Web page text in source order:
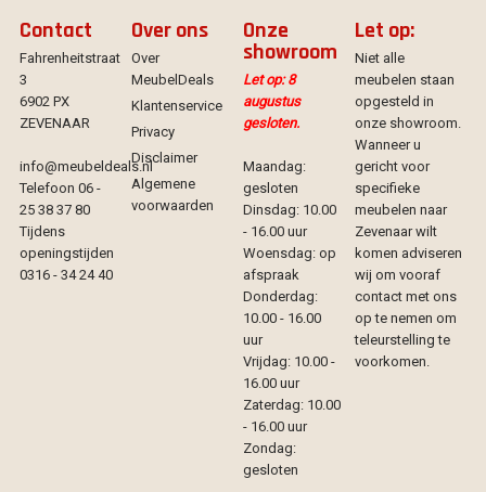
Contact
Fahrenheitstraat
3
6902 PX
ZEVENAAR
info@meubeldeals.nl
Telefoon 06 -
25 38 37 80
Tijdens
openingstijden
0316 - 34 24 40
Over ons
Over
MeubelDeals
Klantenservice
Privacy
Disclaimer
Algemene
voorwaarden
Onze
showroom
Let op: 8
augustus
gesloten.
Maandag:
gesloten
Dinsdag: 10.00
- 16.00 uur
Woensdag: op
afspraak
Donderdag:
10.00 - 16.00
uur
Vrijdag: 10.00 -
16.00 uur
Zaterdag: 10.00
- 16.00 uur
Zondag:
gesloten
Let op:
Niet alle
meubelen staan
opgesteld in
onze showroom.
Wanneer u
gericht voor
specifieke
meubelen naar
Zevenaar wilt
komen adviseren
wij om vooraf
contact met ons
op te nemen om
teleurstelling te
voorkomen.